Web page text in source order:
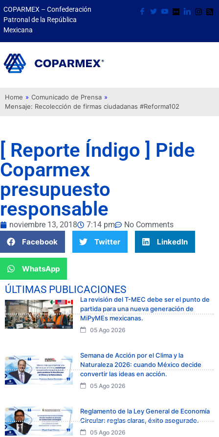
COPARMEX – Confederación
Patronal de la República
Mexicana
Home » Comunicado de Prensa »
Mensaje: Recolección de firmas ciudadanas #Reforma102
[ Reporte Índigo ] Pide
Coparmex
presupuesto
responsable
noviembre 13, 2018 7:14 pm
No Comments
Facebook
Twitter LinkedIn
WhatsApp
ÚLTIMAS PUBLICACIONES
La revisión del T-MEC debe ser el punto de
partida para una nueva generación de
MiPyMEs mexicanas.
05 Ago 2026
Semana de Acción por el Clima y la
Naturaleza 2026: cuando México decide
convertir las ideas en acción.
05 Ago 2026
Reglamento de la Ley General de Economía
Circular: reglas claras, éxito asegurado.
05 Ago 2026